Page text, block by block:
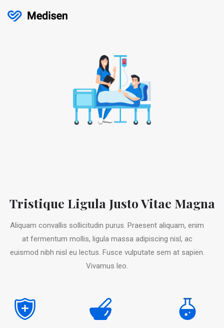
Tristique Ligula Justo Vitae Magna
Aliquam convallis sollicitudin purus. Praesent aliquam, enim
at fermentum mollis, ligula massa adipiscing nisl, ac
euismod nibh nisl eu lectus. Fusce vulputate sem at sapien.
Vivamus leo.